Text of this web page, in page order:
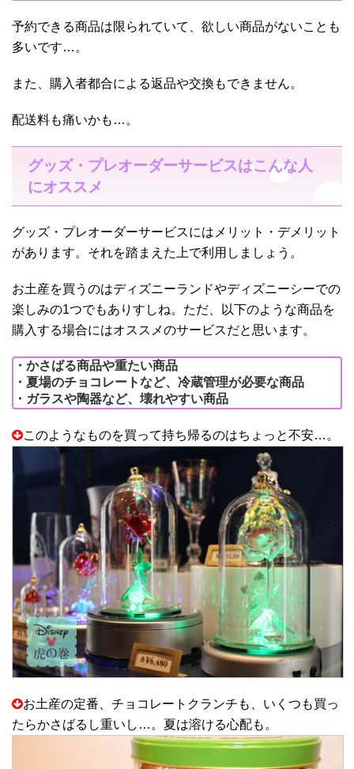
予約できる商品は限られていて、欲しい商品がないことも
多いです…。
また、購入者都合による返品や交換もできません。
配送料も痛いかも…。
グッズ・プレオーダーサービスはこんな人
にオススメ
グッズ・プレオーダーサービスにはメリット・デメリット
があります。それを踏まえた上で利用しましょう。
お土産を買うのはディズニーランドやディズニーシーでの
楽しみの1つでもありすしね。ただ、以下のような商品を
購入する場合にはオススメのサービスだと思います。
・かさばる商品や重たい商品
・夏場のチョコレートなど、冷蔵管理が必要な商品
・ガラスや陶器など、壊れやすい商品
このようなものを買って持ち帰るのはちょっと不安…。
お土産の定番、チョコレートクランチも、いくつも買っ
たらかさばるし重いし…。夏は溶ける心配も。